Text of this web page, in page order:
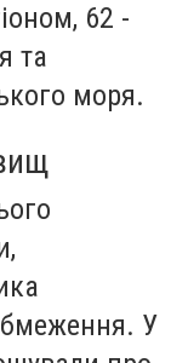
62 -
та
моря.
У